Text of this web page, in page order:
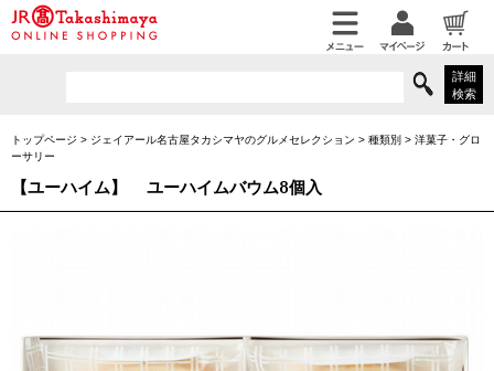
詳細
検索
トップページ > ジェイアール名古屋タカシマヤのグルメセレクション > 種類別 > 洋菓子・グロ
ーサリー
【ユーハイム】 ユーハイムバウム8個入